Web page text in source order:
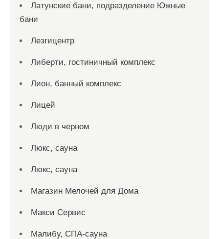
Латунские бани, подразделение Южные
бани
Лезгицентр
Либерти, гостиничный комплекс
Лион, банный комплекс
Лицей
Люди в черном
Люкс, сауна
Люкс, сауна
Магазин Мелочей для Дома
Макси Сервис
Малибу, СПА-сауна